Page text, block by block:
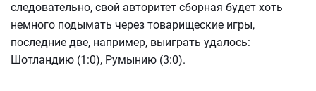
следовательно, свой авторитет сборная будет хоть
немного подымать через товарищеские игры,
последние две, например, выиграть удалось:
Шотландию (1:0), Румынию (3:0).